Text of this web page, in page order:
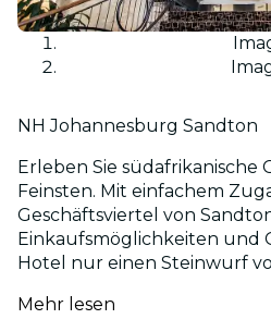
NH Johannesburg Sandton
Erleben Sie südafrikanische
Feinsten. Mit einfachem
Geschäftsviertel von
Einkaufsmöglichkeiten und
Hotel nur einen Steinwurf
Mehr lesen